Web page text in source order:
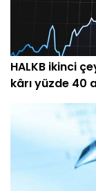
HALKB ikinci
kârı yüzde 40